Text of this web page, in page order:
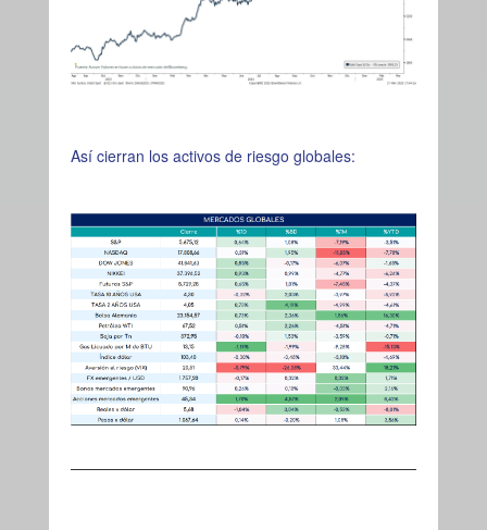
Así cierran los activos de riesgo globales: